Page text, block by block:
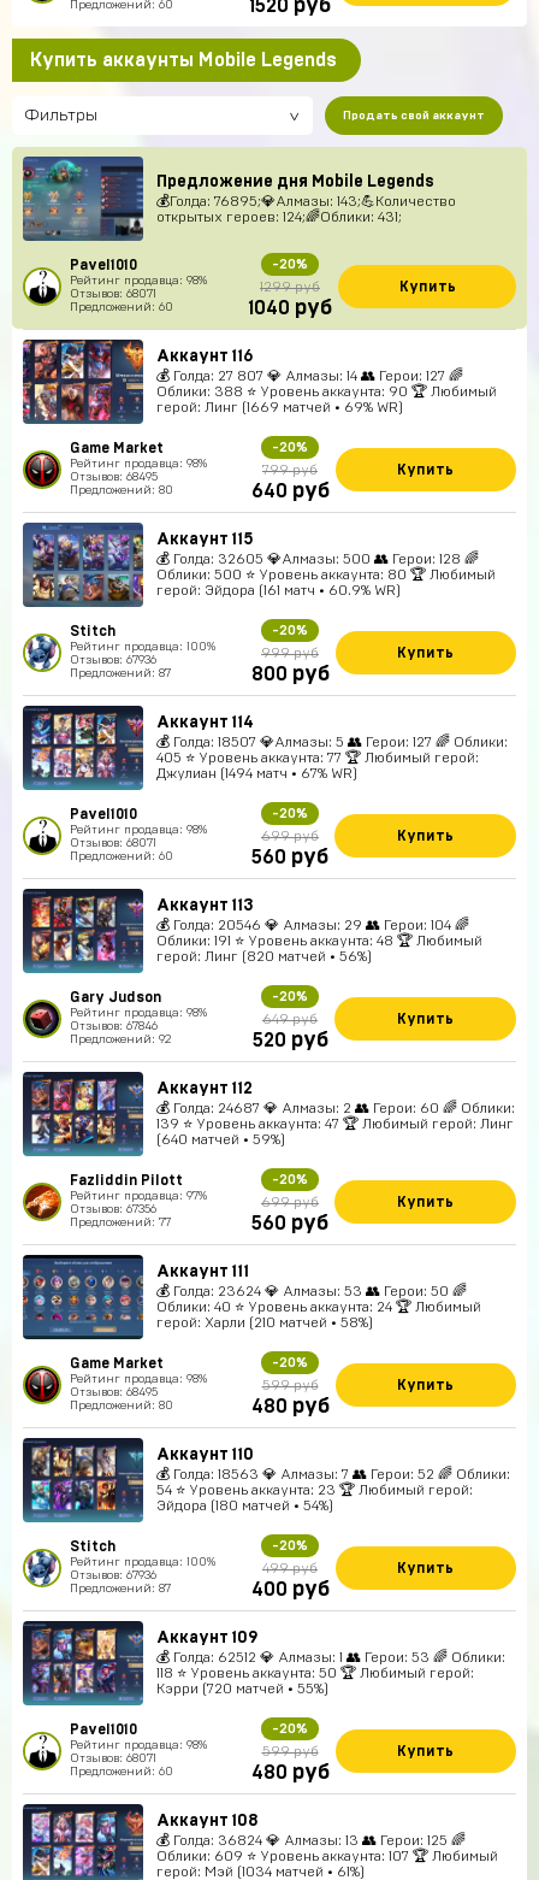
Предложений: 60 1520 руб
Купить аккаунты Mobile Legends
Фильтры Продать свой аккаунт
Предложение дня Mobile Legends
💰Голда: 76895;💎Алмазы: 143;💪Количество
открытых героев: 124;🌈Облики: 431;
Pavel1010
Рейтинг продавца: 98%
Отзывов: 68071
Предложений: 60
-20%
1299 руб
1040 руб
Купить
Аккаунт 116
💰 Голда: 27 807 💎 Алмазы: 14 👥 Герои: 127 🌈
Облики: 388 ⭐ Уровень аккаунта: 90 🏆 Любимый
герой: Линг (1669 матчей • 69% WR)
Game Market
Рейтинг продавца: 98%
Отзывов: 68495
Предложений: 80
-20%
799 руб
640 руб
Купить
Аккаунт 115
💰 Голда: 32605 💎Алмазы: 500 👥 Герои: 128 🌈
Облики: 500 ⭐ Уровень аккаунта: 80 🏆 Любимый
герой: Эйдора (161 матч • 60.9% WR)
Stitch
Рейтинг продавца: 100%
Отзывов: 67936
Предложений: 87
-20%
999 руб
800 руб
Купить
Аккаунт 114
💰 Голда: 18507 💎Алмазы: 5 👥 Герои: 127 🌈 Облики:
405 ⭐ Уровень аккаунта: 77 🏆 Любимый герой:
Джулиан (1494 матч • 67% WR)
Pavel1010
Рейтинг продавца: 98%
Отзывов: 68071
Предложений: 60
-20%
699 руб
560 руб
Купить
Аккаунт 113
💰 Голда: 20546 💎 Алмазы: 29 👥 Герои: 104 🌈
Облики: 191 ⭐ Уровень аккаунта: 48 🏆 Любимый
герой: Линг (820 матчей • 56%)
Gary Judson
Рейтинг продавца: 98%
Отзывов: 67846
Предложений: 92
-20%
649 руб
520 руб
Купить
Аккаунт 112
💰 Голда: 24687 💎 Алмазы: 2 👥 Герои: 60 🌈 Облики:
139 ⭐ Уровень аккаунта: 47 🏆 Любимый герой: Линг
(640 матчей • 59%)
Fazliddin Pilott
Рейтинг продавца: 97%
Отзывов: 67356
Предложений: 77
-20%
699 руб
560 руб
Купить
Аккаунт 111
💰 Голда: 23624 💎 Алмазы: 53 👥 Герои: 50 🌈
Облики: 40 ⭐ Уровень аккаунта: 24 🏆 Любимый
герой: Харли (210 матчей • 58%)
Game Market
Рейтинг продавца: 98%
Отзывов: 68495
Предложений: 80
-20%
599 руб
480 руб
Купить
Аккаунт 110
💰 Голда: 18563 💎 Алмазы: 7 👥 Герои: 52 🌈 Облики:
54 ⭐ Уровень аккаунта: 23 🏆 Любимый герой:
Эйдора (180 матчей • 54%)
Stitch
Рейтинг продавца: 100%
Отзывов: 67936
Предложений: 87
-20%
499 руб
400 руб
Купить
Аккаунт 109
💰 Голда: 62512 💎 Алмазы: 1 👥 Герои: 53 🌈 Облики:
118 ⭐ Уровень аккаунта: 50 🏆 Любимый герой:
Кэрри (720 матчей • 55%)
Pavel1010
Рейтинг продавца: 98%
Отзывов: 68071
Предложений: 60
-20%
599 руб
480 руб
Купить
Аккаунт 108
💰 Голда: 36824 💎 Алмазы: 13 👥 Герои: 125 🌈
Облики: 609 ⭐ Уровень аккаунта: 107 🏆 Любимый
герой: Мэй (1034 матчей • 61%)